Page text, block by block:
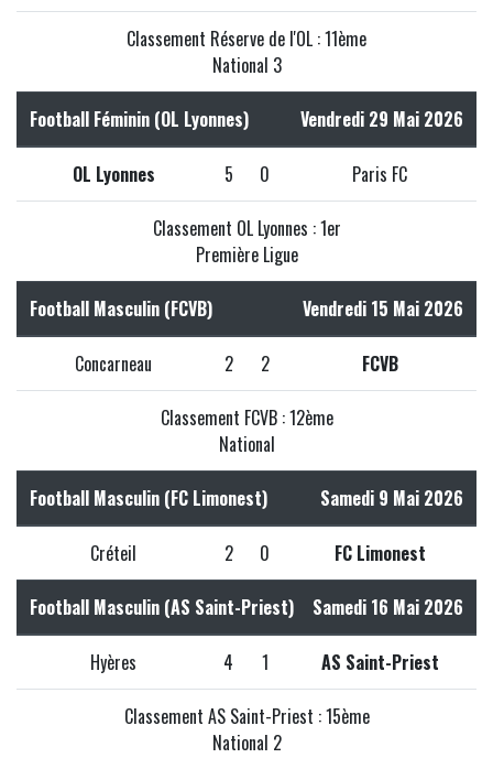
Classement Réserve de l'OL : 11ème
National 3
Football Féminin (OL Lyonnes) Vendredi 29 Mai 2026
OL Lyonnes 5 0 Paris FC
Classement OL Lyonnes : 1er
Première Ligue
Football Masculin (FCVB) Vendredi 15 Mai 2026
Concarneau 2 2 FCVB
Classement FCVB : 12ème
National
Football Masculin (FC Limonest) Samedi 9 Mai 2026
Créteil 2 0 FC Limonest
Football Masculin (AS Saint-Priest) Samedi 16 Mai 2026
Hyères 4 1 AS Saint-Priest
Classement AS Saint-Priest : 15ème
National 2